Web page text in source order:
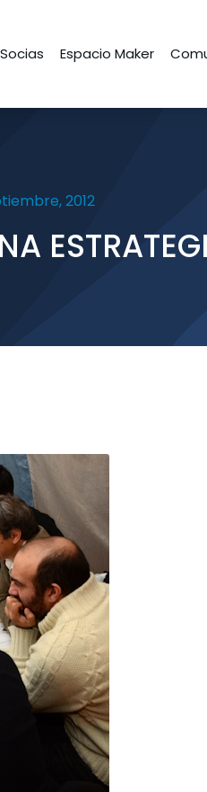
Espacio Maker
2012